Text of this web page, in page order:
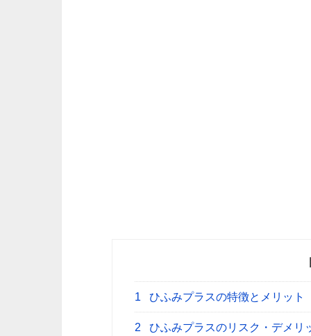
1 ひふみプラスの特徴とメリット
2 ひふみプラスのリスク・デメリ